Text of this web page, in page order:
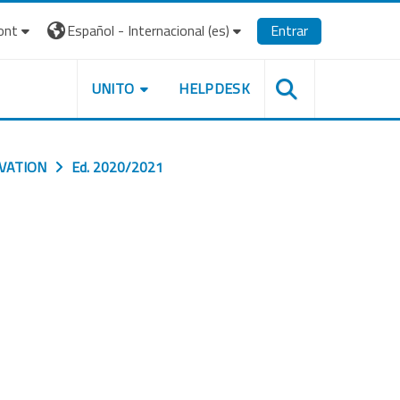
Español - Internacional ‎(es)‎ Entrar
UNITO HELPDESK
Ed. 2020/2021